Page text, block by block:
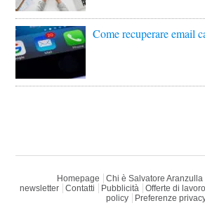
Come recuperare email
Homepage Chi è Salvatore Aranzulla
newsletter
Contatti Pubblicità Offerte di lavoro
policy
Preferenze